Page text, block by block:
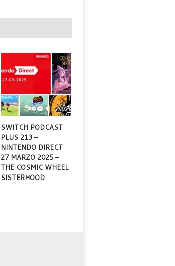
SWITCH PODCAST
PLUS 213 –
NINTENDO DIRECT
27 MARZO 2025 –
THE COSMIC WHEEL
SISTERHOOD